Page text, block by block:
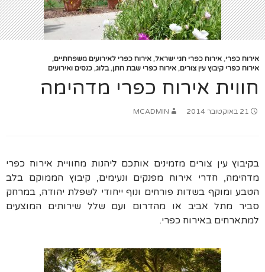
אירוח כפרי,אירוח כפרי חגי ישראל,אירוח כפרי לאירועים משפחתיים,
אירוח כפרי קיבוץ עין צורים,אירוח כפרי שבת חתן,בלוג,כנסים ואירועים
חווית אירוח כפרי מדהימה
21 באוקטובר 2014 MCADMIN
בקיבוץ עין צורים מזמינים אותכם ליהנות מחוויית אירוח כפרי
מדהימה, חדרי אירוח מפנקים ונעימים, קיבוץ הממוקם בלב
הטבע ומוקף בשדות פורחים ונוף ייחודי לשפלת יהודה, במרחק
סביר מתל אביב או מהדרום ועם שלל שירותים המוצעים
למתארחים באירוח כפרי.